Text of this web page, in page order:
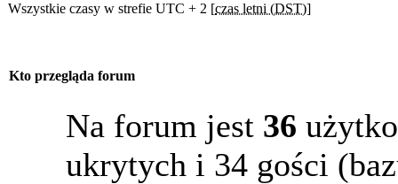
Wszystkie czasy w strefie UTC + 2 [czas letni (DST)]
Kto przegląda forum
Na forum jest 36
ukrytych i 34 gości